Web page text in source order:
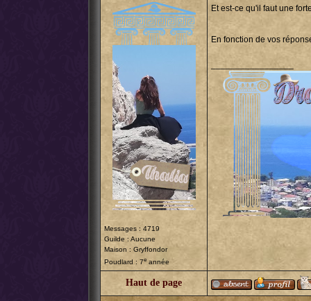
Messages : 4719
Guilde : Aucune
Maison : Gryffondor
Poudlard : 7e année
Et est-ce qu'il faut une
En fonction de vos
_________________
Haut de page